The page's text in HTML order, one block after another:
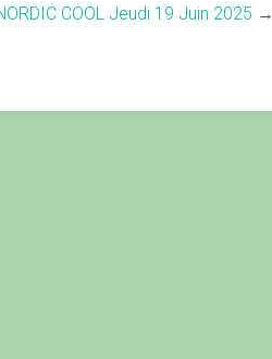
COOL Jeudi 19 Juin 2025 →